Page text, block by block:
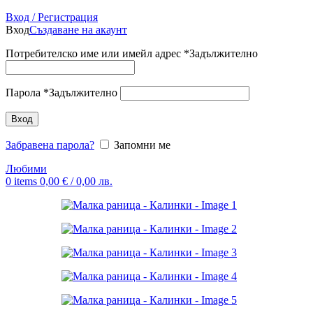
Вход / Регистрация
ВходСъздаване на акаунт
Потребителско име или имейл адрес *Задължително
Парола *Задължително
Вход
Забравена парола?
Запомни ме
Любими
0 items 0,00 € / 0,00 лв.